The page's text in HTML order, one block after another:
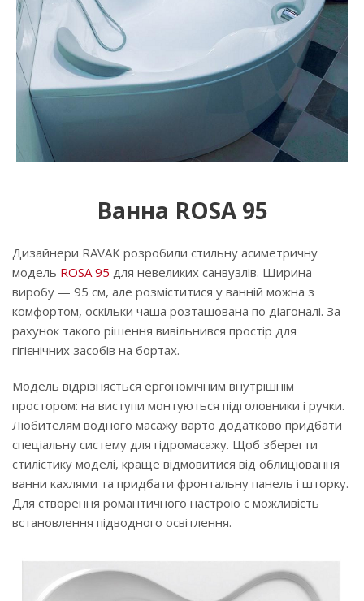
Ванна ROSA 95
Дизайнери RAVAK розробили стильну асиметричну
модель ROSA 95 для невеликих санвузлів. Ширина
виробу — 95 см, але розміститися у ванній можна з
комфортом, оскільки чаша розташована по діагоналі. За
рахунок такого рішення вивільнився простір для
гігієнічних засобів на бортах.
Модель відрізняється ергономічним внутрішнім
простором: на виступи монтуються підголовники і ручки.
Любителям водного масажу варто додатково придбати
спеціальну систему для гідромасажу. Щоб зберегти
стилістику моделі, краще відмовитися від облицювання
ванни кахлями та придбати фронтальну панель і шторку.
Для створення романтичного настрою є можливість
встановлення підводного освітлення.